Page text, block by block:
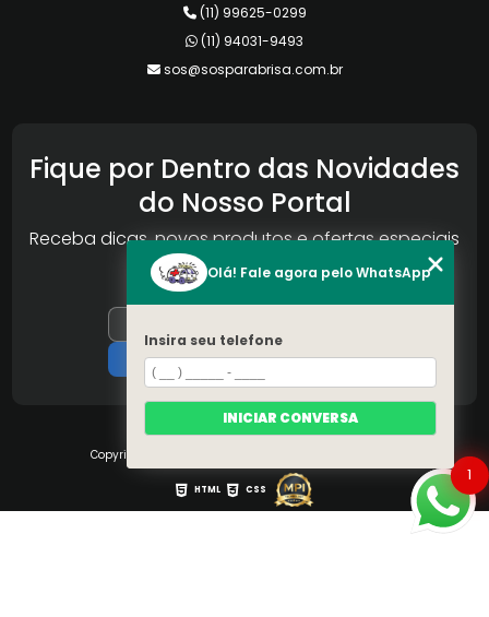
(11) 99625-0299
(11) 94031-9493
sos@sosparabrisa.com.br
Fique por Dentro das Novidades
do Nosso Portal
Receba dicas, novos produtos e ofertas especiais
da Reconlog
Copyright © S.O.S Pára-brisa. (Lei 9610 de 19/02/1998)
HTML CSS
1
Olá! Fale agora pelo WhatsApp
Insira seu telefone
INICIAR CONVERSA